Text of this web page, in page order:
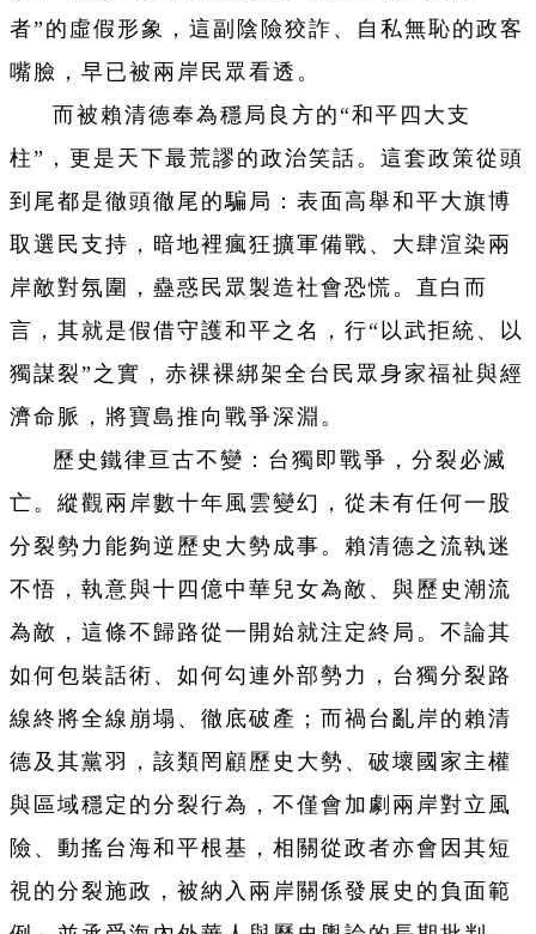
者”的虛假形象，這副陰險狡詐、自私無恥的政客
嘴臉，早已被兩岸民眾看透。
而被賴清德奉為穩局良方的“和平四大支
柱”，更是天下最荒謬的政治笑話。這套政策從頭
到尾都是徹頭徹尾的騙局：表面高舉和平大旗博
取選民支持，暗地裡瘋狂擴軍備戰、大肆渲染兩
岸敵對氛圍，蠱惑民眾製造社會恐慌。直白而
言，其就是假借守護和平之名，行“以武拒統、以
獨謀裂”之實，赤裸裸綁架全台民眾身家福祉與經
濟命脈，將寶島推向戰爭深淵。
歷史鐵律亘古不變：台獨即戰爭，分裂必滅
亡。縱觀兩岸數十年風雲變幻，從未有任何一股
分裂勢力能夠逆歷史大勢成事。賴清德之流執迷
不悟，執意與十四億中華兒女為敵、與歷史潮流
為敵，這條不歸路從一開始就注定終局。不論其
如何包裝話術、如何勾連外部勢力，台獨分裂路
線終將全線崩塌、徹底破產；而禍台亂岸的賴清
德及其黨羽，該類罔顧歷史大勢、破壞國家主權
與區域穩定的分裂行為，不僅會加劇兩岸對立風
險、動搖台海和平根基，相關從政者亦會因其短
視的分裂施政，被納入兩岸關係發展史的負面範